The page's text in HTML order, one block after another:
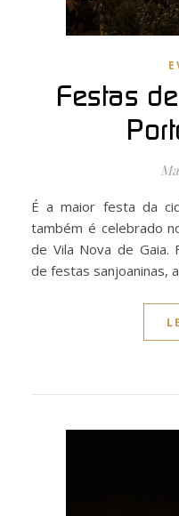
Festas
É a maior festa da cidade Invicta, mas o São João
também é celebrado
de Vila Nova de Gaia.
de festas sanjoaninas,